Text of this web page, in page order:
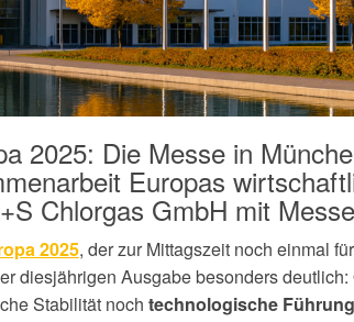
2025: Die Messe in
Europas
Chlorgas GmbH mit
2025, der zur Mittagszeit noch einmal für
diesjährigen Ausgabe besonders
Stabilität noch technologische